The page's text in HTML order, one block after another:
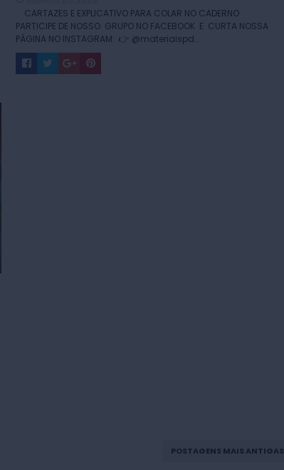
CARTAZES E EXPLICATIVO PARA COLAR NO CADERNO
PARTICIPE DE NOSSO GRUPO NO FACEBOOK E CURTA NOSSA
PÁGINA NO INSTAGRAM: 👉 @materiaispd...
POSTAGENS MAIS ANTIGAS